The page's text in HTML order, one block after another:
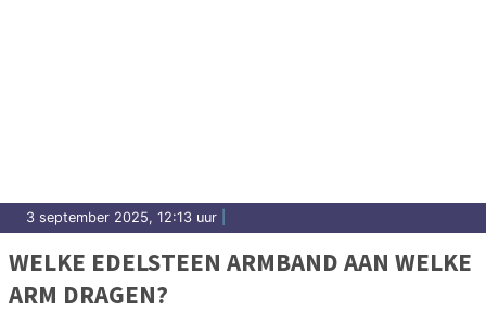
3 september 2025, 12:13 uur
WELKE EDELSTEEN ARMBAND AAN WELKE
ARM DRAGEN?